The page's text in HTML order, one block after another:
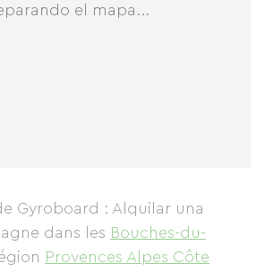
el mapa...
Gyroboard : Alquilar una
dans les Bouches-du-
Provences Alpes Côte